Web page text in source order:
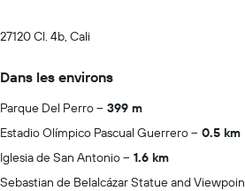
27120 Cl. 4b, Cali
Dans les environs
Parque Del Perro
399 m
Estadio Olímpico Pascual Guerrero
0.5 km
Iglesia de San Antonio
1.6 km
Sebastian de Belalcázar Statue and